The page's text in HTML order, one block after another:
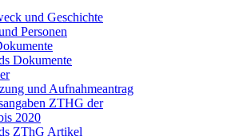
und Geschichte
Personen
Dokumente
und Aufnahmeantrag
ZTHG der
2020
ZThG Artikel